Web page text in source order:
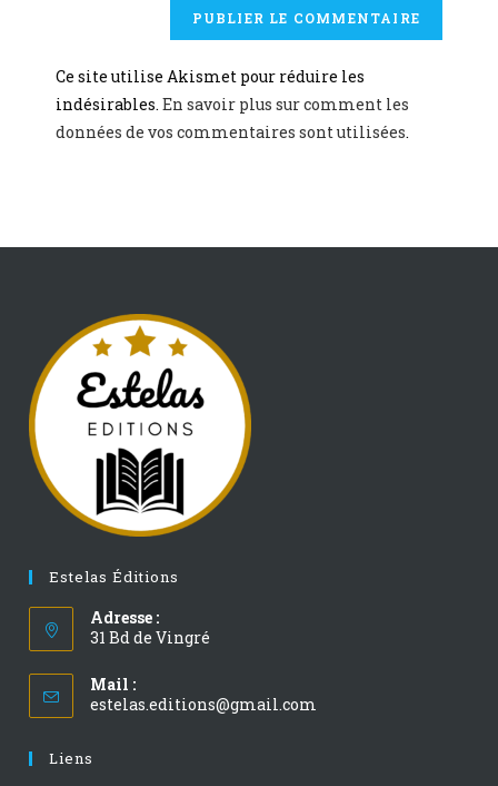
Ce site utilise Akismet pour réduire les
indésirables. En savoir plus sur comment les
données de vos commentaires sont utilisées.
Estelas Éditions
Adresse :
31 Bd de Vingré
Mail :
estelas.editions@gmail.com
Liens